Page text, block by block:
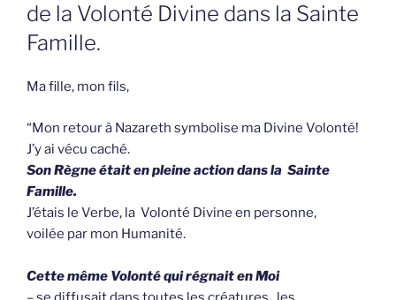
de la Volonté Divine dans la Sainte
Famille.
Ma fille, mon fils,
“Mon retour à Nazareth symbolise ma Divine Volonté!
J’y ai vécu caché.
Son Règne était en pleine action dans la Sainte
Famille.
J’étais le Verbe, la Volonté Divine en personne,
voilée par mon Humanité.
Cette même Volonté qui régnait en Moi